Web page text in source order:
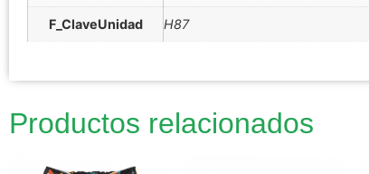
F_ClaveUnidad H87
Productos relacionados